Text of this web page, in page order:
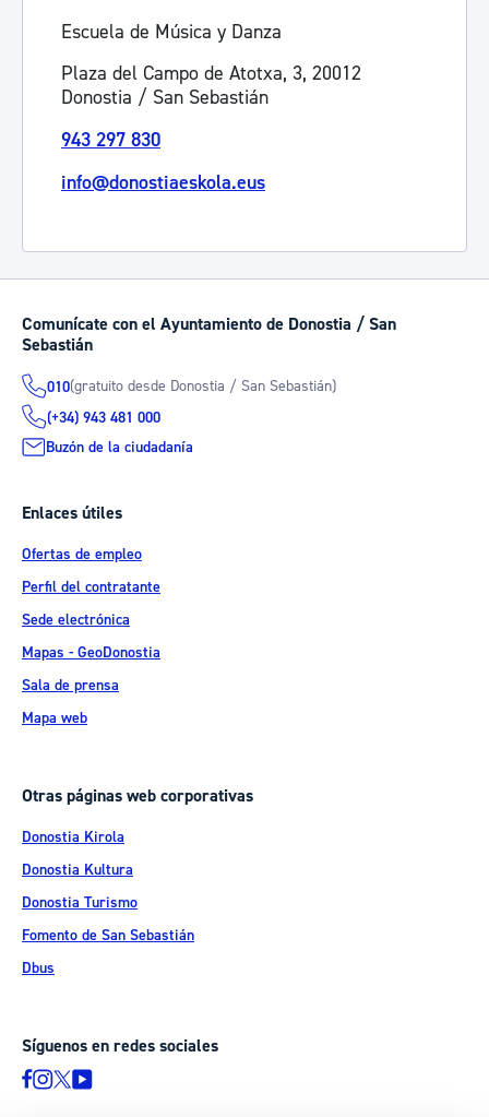
Escuela de Música y Danza
Plaza del Campo de Atotxa, 3, 20012
Donostia / San Sebastián
943 297 830
info@donostiaeskola.eus
Comunícate con el Ayuntamiento de Donostia / San
Sebastián
010(gratuito desde Donostia / San Sebastián)
(+34) 943 481 000
Buzón de la ciudadanía
Enlaces útiles
Ofertas de empleo
Perfil del contratante
Sede electrónica
Mapas - GeoDonostia
Sala de prensa
Mapa web
Otras páginas web corporativas
Donostia Kirola
Donostia Kultura
Donostia Turismo
Fomento de San Sebastián
Dbus
Síguenos en redes sociales